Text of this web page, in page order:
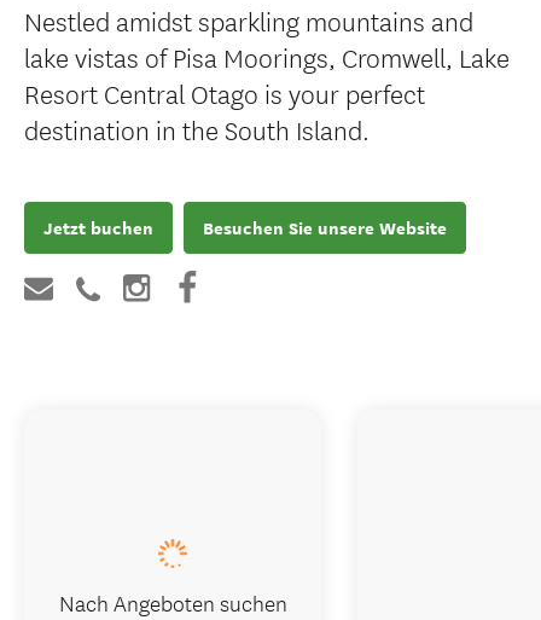
Nestled amidst sparkling mountains and
lake vistas of Pisa Moorings, Cromwell, Lake
Resort Central Otago is your perfect
destination in the South Island.
Jetzt buchen Besuchen Sie unsere Website
Nach Angeboten suchen